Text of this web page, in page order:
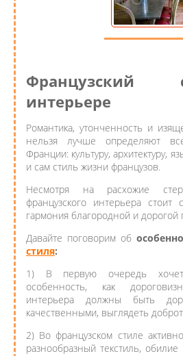
интерьере
Романтика, утонченность и
нельзя лучше определяют
Франции: культуру, архитектуру,
и сам стиль жизни французов.
Несмотря на расхожие
французского интерьера стоит
гармония благородной и дорогой
Давайте поговорим об
стиля:
1) В первую очередь
особенность, как
интерьера должны быть
качественными, выглядеть
2) Во французском стиле
разнообразный текстиль,